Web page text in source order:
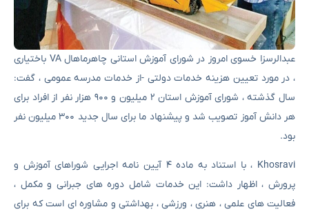
عبدالرسزا خسوی امروز در شورای آموزش استانی چاهرماهال VA باختیاری
، در مورد تعیین هزینه خدمات دولتی -از خدمات مدرسه عمومی ، گفت:
سال گذشته ، شورای آموزش استان ۲ میلیون و ۹۰۰ هزار نفر از افراد برای
هر دانش آموز تصویب شد و پیشنهاد ما برای سال جدید ۳۰۰ میلیون نفر
بود.
Khosravi ، با استناد به ماده ۴ آیین نامه اجرایی شوراهای آموزش و
پرورش ، اظهار داشت: این خدمات شامل دوره های جبرانی و مکمل ،
فعالیت های علمی ، هنری ، ورزشی ، بهداشتی و مشاوره ای است که برای